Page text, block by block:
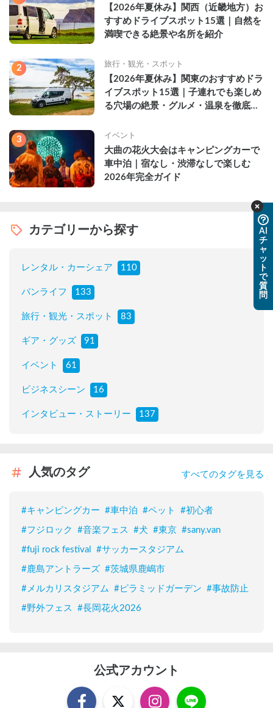
【2026年夏休み】関西（近畿地方）お
すすめドライブスポット15選｜自然を
満喫できる絶景や名所を紹介
2 旅行・観光・スポット
【2026年夏休み】関東のおすすめドラ
イブスポット15選｜子連れでも楽しめ
る穴場の絶景・グルメ・温泉を徹底解
3 イベント
大曲の花火大会はキャンピングカーで
車中泊｜宿なし・渋滞なしで楽しむ
2026年完全ガイド
カテゴリーから探す
レンタル・カーシェア 110
バンライフ 133
旅行・観光・スポット 83
ギア・グッズ 91
イベント 61
ビジネスシーン 16
インタビュー・ストーリー 137
人気のタグ すべてのタグを見る
#キャンピングカー #車中泊 #ペット #初心者
#フジロック #音楽フェス #犬 #東京 #sany.van
#fuji rock festival #サッカースタジアム
#鹿島アントラーズ #茨城県鹿嶋市
# メルカリスタジアム #ピラミッドガーデン #事故防止
#野外フェス #長岡花火2026
公式アカウント
AI
チ
ャ
ッ
ト
で
質
問